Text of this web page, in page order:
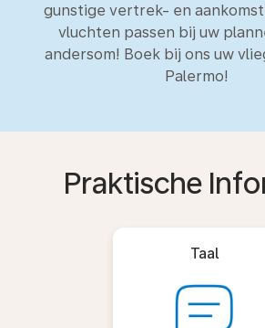
gunstige vertrek- en
vluchten passen bij uw
andersom! Boek bij ons uw
Palermo!
Praktische
Taal